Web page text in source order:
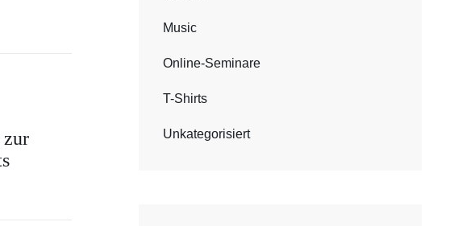
zur
Music
Online-Seminare
T-Shirts
Unkategorisiert